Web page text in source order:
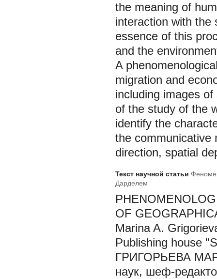
the meaning of
interaction with the
essence of this
and the
A
migration and
including images
of the study of the
identify the
the communicative
direction, spatial
Текст научной статьи
Дарделем
OF
Marina A.
Publishing house
ГРИГОРЬЕВА
наук, шеф-